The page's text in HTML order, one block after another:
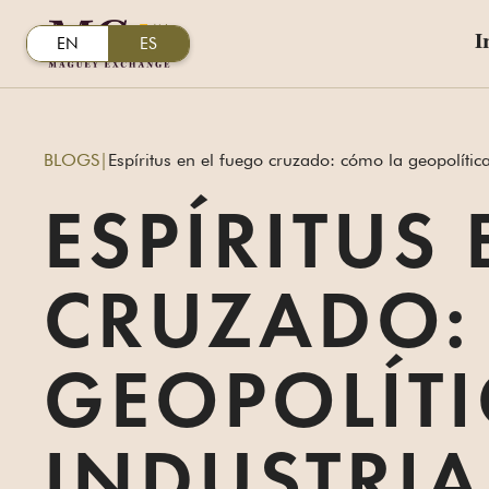
EN ES
BLOGS| Espíritus en el fuego cruzado: cómo la
ESPÍRITUS